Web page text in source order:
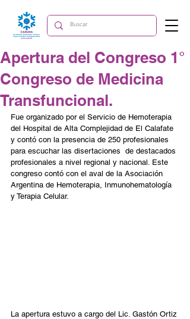
Apertura del Congreso 1°
Congreso de Medicina
Transfuncional.
Fue organizado por el Servicio de Hemoterapia
del Hospital de Alta Complejidad de El Calafate
y contó con la presencia de 250 profesionales
para escuchar las disertaciones  de destacados
profesionales a nivel regional y nacional. Este
congreso contó con el aval de la Asociación
Argentina de Hemoterapia, Inmunohematología
y Terapia Celular.
La apertura estuvo a cargo del Lic. Gastón Ortiz